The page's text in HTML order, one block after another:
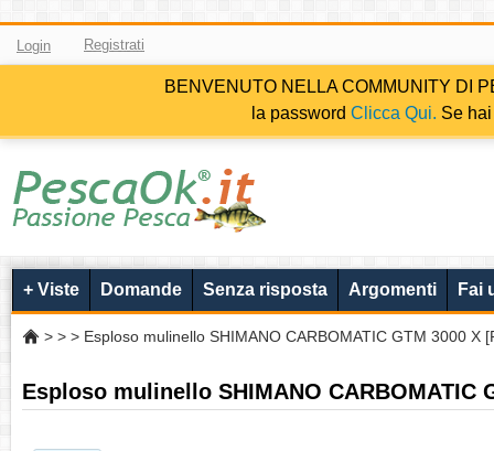
Login Registrati
BENVENUTO NELLA COMMUNITY DI
la password Clicca Qui. Se
+ Viste Domande Senza risposta Argomenti Fai
> > > Esploso mulinello SHIMANO CARBOMATIC GTM 3000 X
Esploso mulinello SHIMANO CARBOMATIC